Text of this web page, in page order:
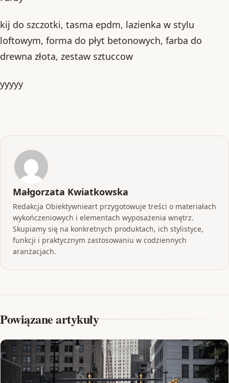
kij do szczotki, tasma epdm, lazienka w stylu
loftowym, forma do płyt betonowych, farba do
drewna złota, zestaw sztuccow
yyyyy
Małgorzata Kwiatkowska
Redakcja Obiektywnieart przygotowuje treści o materiałach
wykończeniowych i elementach wyposażenia wnętrz.
Skupiamy się na konkretnych produktach, ich stylistyce,
funkcji i praktycznym zastosowaniu w codziennych
aranżacjach.
Powiązane artykuły